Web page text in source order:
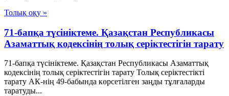
Толық оқу »
71-бапқа түсініктеме. Қазақстан Республикасы
Азаматтық кодексінің толық серіктестігін тарату
71-бапқа түсініктеме. Қазақстан Республикасы Азаматтық
кодексінің толық серіктестігін тарату Толық серіктестікті
тарату АК-нің 49-бабында көрсетілген заңды тұлғаларды
таратуды...